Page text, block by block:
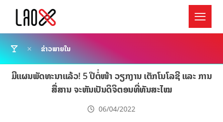
ຂ່າວພາຍໃນ
ມີແຜນພັດທະນາແລ້ວ! 5 ປີຕໍ່ໜ້າ ວຽກງານ ເຕັກໂນໂລຊີ ແລະ ການ
ສື່ສານ ຈະຫັນເປັນດິຈິຕອນທີ່ທັນສະໄໝ
06/04/2022